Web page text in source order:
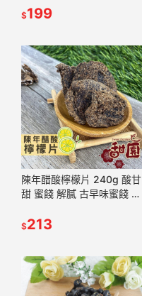
推薦 懷舊滋味【甜園】
$199
陳年醋酸檸檬片 240g 酸甘
甜 蜜餞 解膩 古早味蜜餞 辦
味【甜園】
$213